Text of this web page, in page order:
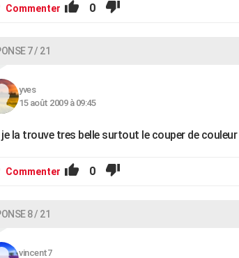
Commenter 0
7 / 21
yves
15 août 2009 à 09:45
la trouve tres belle surtout le couper de
Commenter 0
8 / 21
vincent7